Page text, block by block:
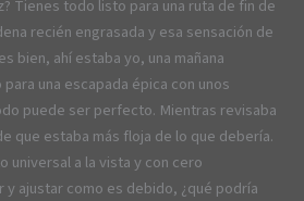
Tienes todo listo para una ruta de fin de
recién engrasada y esa sensación de
bien, ahí estaba yo, una mañana
una escapada épica con unos
puede ser perfecto. Mientras revisaba
que estaba más floja de lo que debería.
universal a la vista y con cero
y ajustar como es debido, ¿qué podría